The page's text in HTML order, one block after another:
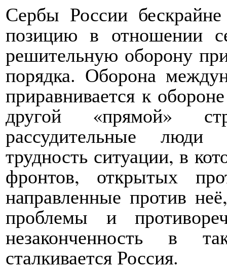
Сербы России
позицию в отношении
решительную оборону
порядка. Оборона
приравнивается к
другой «прямой»
рассудительные люди
трудность ситуации, в
фронтов, открытых
направленные против
проблемы и
незаконченность в
сталкивается Россия.